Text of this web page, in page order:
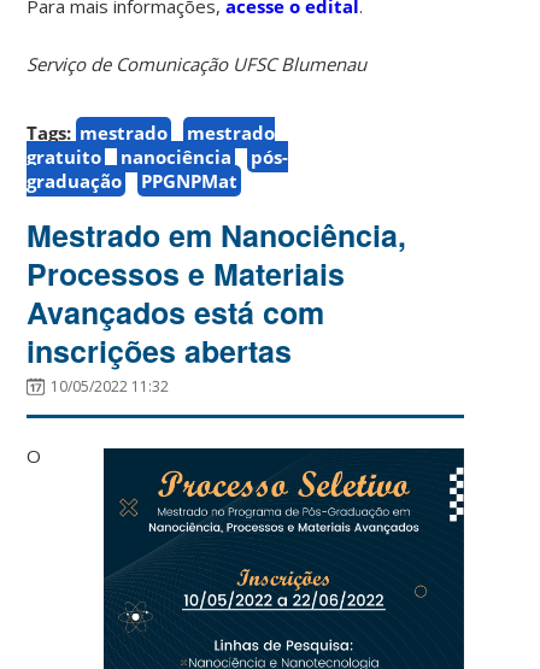
Para mais informações,acesse o edital.
Serviço de Comunicação UFSC Blumenau
Tags: mestrado
mestrado
gratuito
nanociência
pós-
graduação
PPGNPMat
Mestrado em Nanociência,
Processos e Materiais
Avançados está com
inscrições abertas
10/05/2022 11:32
O